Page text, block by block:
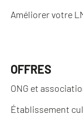
Améliorer votre
OFFRES
ONG et
Établissement